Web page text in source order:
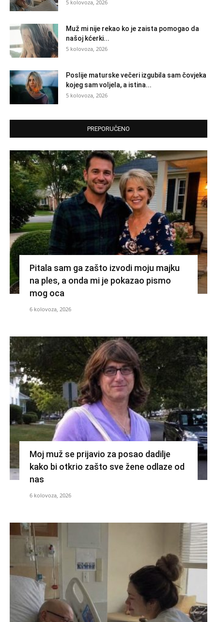
5 kolovoza, 2026
Muž mi nije rekao ko je zaista pomogao da
našoj kćerki...
5 kolovoza, 2026
Poslije maturske večeri izgubila sam čovjeka
kojeg sam voljela, a istina...
5 kolovoza, 2026
PREPORUČENO
Pitala sam ga zašto izvodi moju majku
na ples, a onda mi je pokazao pismo
mog oca
6 kolovoza, 2026
Moj muž se prijavio za posao dadilje
kako bi otkrio zašto sve žene odlaze od
nas
6 kolovoza, 2026